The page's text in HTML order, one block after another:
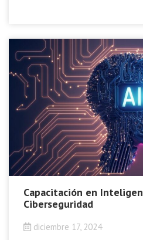
Capacitación en
Ciberseguridad
diciembre 17, 2024